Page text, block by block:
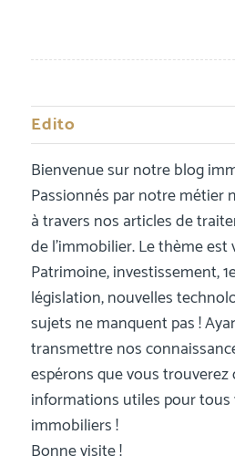
Edito
Bienvenue sur notre blog
Passionnés par notre métier
à travers nos articles de
de l’immobilier. Le thème est
Patrimoine, investissement,
législation, nouvelles
sujets ne manquent pas !
transmettre nos
espérons que vous trouverez
informations utiles pour tous
immobiliers !
Bonne visite !